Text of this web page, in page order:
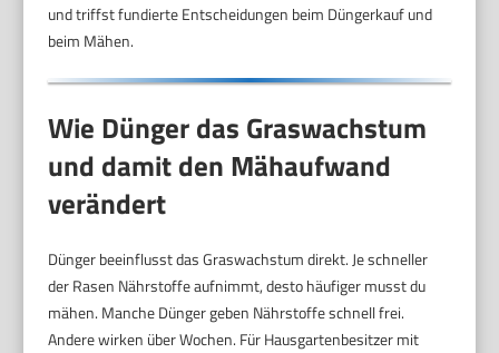
und triffst fundierte Entscheidungen beim Düngerkauf und
beim Mähen.
Wie Dünger das Graswachstum
und damit den Mähaufwand
verändert
Dünger beeinflusst das Graswachstum direkt. Je schneller
der Rasen Nährstoffe aufnimmt, desto häufiger musst du
mähen. Manche Dünger geben Nährstoffe schnell frei.
Andere wirken über Wochen. Für Hausgartenbesitzer mit